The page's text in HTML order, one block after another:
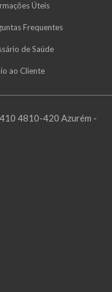
Úteis
Frequentes
de Saúde
ao Cliente
4810-420 Azurém -